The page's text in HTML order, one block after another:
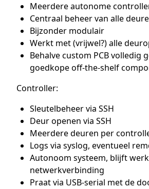
Meerdere autonome
Centraal beheer van alle
Bijzonder modulair
Werkt met (vrijwel?) alle
Behalve custom PCB volledig
goedkope off-the-shelf
Controller:
Sleutelbeheer via SSH
Deur openen via SSH
Meerdere deuren per
Logs via syslog, eventueel
Autonoom systeem, blijft
netwerkverbinding
Praat via USB-serial met de